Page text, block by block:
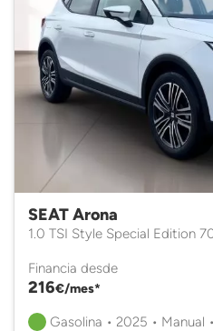
SEAT Arona
1.0 TSI Style Special Edition
Financia desde
216€/mes*
Gasolina • 2025 • Manual